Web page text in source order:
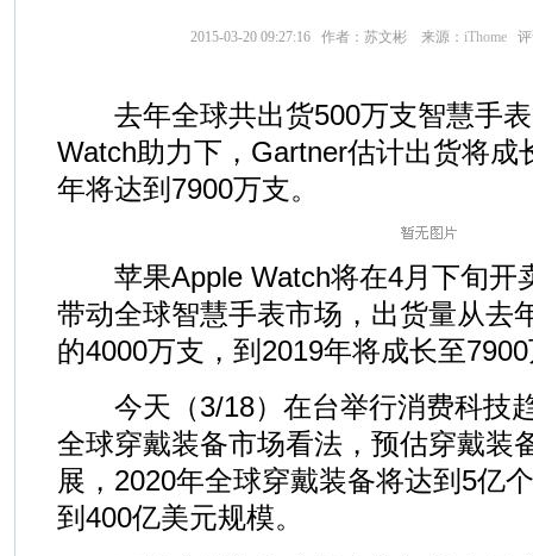
2015-03-20 09:27:16 作者：苏文彬 来源： iThome 评
去年全球共出货500万支智慧手表
Watch助力下，Gartner估计出货将成
年将达到7900万支。
苹果Apple Watch将在4月下旬开
带动全球智慧手表市场，出货量从去
的4000万支，到2019年将成长至
今天（3/18）在台举行消费科技
全球穿戴装备市场看法，预估穿戴装
展，2020年全球穿戴装备将达到5亿
到400亿美元规模。